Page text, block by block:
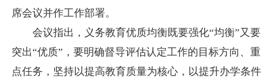
席会议并作工作部署。
会议指出，义务教育优质均衡既要强化“均衡”又要
突出“优质”，要明确督导评估认定工作的目标方向、重
点任务，坚持以提高教育质量为核心，以提升办学条件